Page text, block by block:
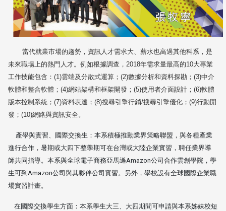
當代就業市場的趨勢，資訊人才需求大、薪水也高過其他科系，是
未來職場上的熱門人才。例如根據調查，2018年需求量最高的10大專業
工作技能包含：(1)雲端及分散式運算；(2)數據分析和資料探勘；(3)中介
軟體和整合軟體；(4)網站架構和框架開發；(5)使用者介面設計；(6)軟體
版本控制系統；(7)資料表達；(8)搜尋引擎行銷/搜尋引擎優化；(9)行動開
發；(10)網路與資訊安全。
產學與實習、國際交換生：本系積極推動業界策略聯盟，與各種產業
進行合作，暑期或大四下整學期可在台灣或大陸企業實習，聘任業界導
師共同指導。本系與全球電子商務亞馬遜Amazon公司合作雲創學院，學
生可到Amazon公司與其夥伴公司實習。另外，學校設有全球國際企業職
場實習計畫。
在國際交換學生方面：本系學生大三、大四期間可申請與本系姊妹校短